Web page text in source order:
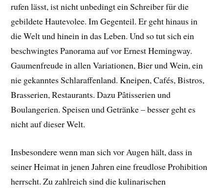
rufen lässt, ist nicht unbedingt ein Schreiber für die
gebildete Hautevolee. Im Gegenteil. Er geht hinaus in
die Welt und hinein in das Leben. Und so tut sich ein
beschwingtes Panorama auf vor Ernest Hemingway.
Gaumenfreude in allen Variationen, Bier und Wein, ein
nie gekanntes Schlaraffenland. Kneipen, Cafés, Bistros,
Brasserien, Restaurants. Dazu Pâtisserien und
Boulangerien. Speisen und Getränke – besser geht es
nicht auf dieser Welt.
Insbesondere wenn man sich vor Augen hält, dass in
seiner Heimat in jenen Jahren eine freudlose Prohibition
herrscht. Zu zahlreich sind die kulinarischen